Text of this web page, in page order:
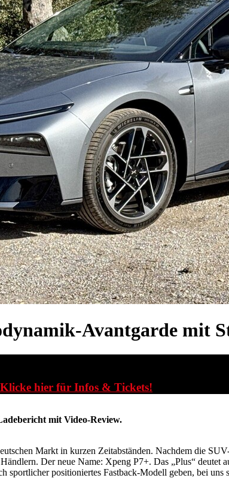
Avantgarde mit
hier für Infos & Tickets!
mit Video-Review.
Markt in kurzen Zeitabständen. Nachdem die
Der neue Name: Xpeng P7+. Das „Plus“
sportlicher positioniertes Fastback-Modell geben, bei uns